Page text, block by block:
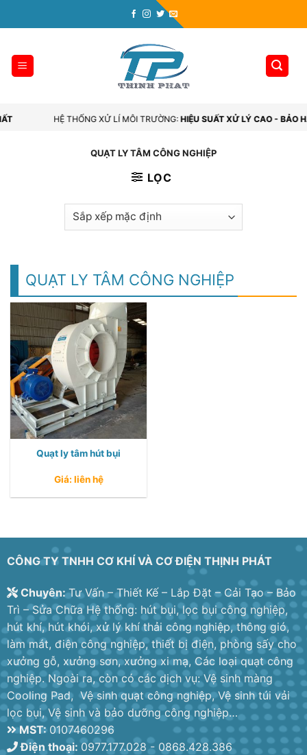
to
HỆ THỐNG XỬ LÍ MÔI TRƯỜNG:HIỆU SUẤT XỬ LÝ CAO - BẢO
QUẠT LY TÂM CÔNG NGHIỆP
LỌC
QUẠT LY TÂM CÔNG NGHIỆP
Quạt ly tâm hút bụi
Giá: liên hệ
CÔNG TY TNHH CƠ KHÍ VÀ CƠ ĐIỆN THỊNH PHÁT
Chuyên:Tư Vấn – Thiết Kế – Lắp Đặt – Cải Tạo – Bảo
Trì – Sửa Chữa Hệ thống: hút bụi, lọc bụi công nghiệp,
hút khí, hút khói, xử lý khí thải công nghiệp, thông gió,
làm mát, điện công nghiệp, thiết bị điện, phòng sấy cho
xưởng gỗ, xưởng sơn, xưởng xi mạ, Các loại quạt công
nghiệp. Ngoài ra, còn có các dịch vụ: Vệ sinh màng
Cooling Pad, Vệ sinh quạt công nghiệp, Vệ sinh túi vải
lọc bụi, Vệ sinh và bảo dưỡng công nghiệp…
MST: 0107460296
Điện thoại: 0977.177.028 - 0868.428.386